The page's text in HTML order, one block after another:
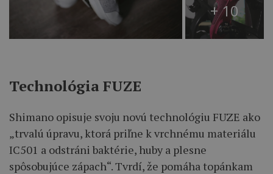
+ 10
Technológia FUZE
Shimano opisuje svoju novú technológiu FUZE ako
„trvalú úpravu, ktorá priľne k vrchnému materiálu
IC501 a odstráni baktérie, huby a plesne
spôsobujúce zápach“. Tvrdí, že pomáha topánkam